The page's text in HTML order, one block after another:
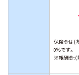
保険金は(
0％です。
※報酬金:(